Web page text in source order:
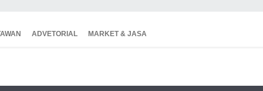
ADVETORIAL MARKET & JASA